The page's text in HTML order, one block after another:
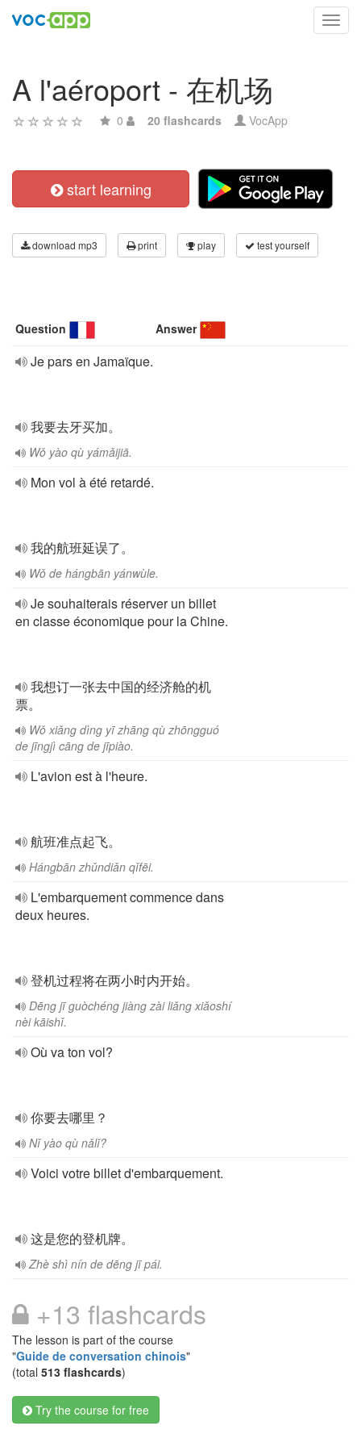
A l'aéroport - 在机场
0 20 flashcards VocApp
start learning
download mp3 print play test yourself
Question Answer
Je pars en Jamaïque.
我要去牙买加。
Wǒ yào qù yámǎijiā.
Mon vol à été retardé.
我的航班延误了。
Wǒ de hángbān yánwùle.
Je souhaiterais réserver un billet
en classe économique pour la Chine.
我想订一张去中国的经济舱的机
票。
Wǒ xiǎng dìng yī zhāng qù zhōngguó
de jīngjì cāng de jīpiào.
L'avion est à l'heure.
航班准点起飞。
Hángbān zhǔndiǎn qǐfēi.
L'embarquement commence dans
deux heures.
登机过程将在两小时内开始。
Dēng jī guòchéng jiàng zài liǎng xiǎoshí
nèi kāishǐ.
Où va ton vol?
你要去哪里？
Nǐ yào qù nǎlǐ?
Voici votre billet d'embarquement.
这是您的登机牌。
Zhè shì nín de dēng jī pái.
+13 flashcards
The lesson is part of the course
"Guide de conversation chinois"
(total 513 flashcards)
Try the course for free